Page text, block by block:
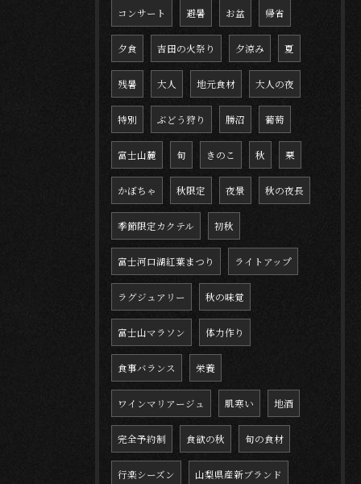
コンサート 避暑 お盆 帰省
夕食 吉田の火祭り 夕涼み 夏
残暑 大人 地元食材 大人の夜
特別 ぶどう狩り 勝沼 葡萄
富士山麓 旬 きのこ 秋 栗
かぼちゃ 秋限定 夜景 秋の夜長
季節限定カクテル 初秋
富士河口湖紅葉まつり ライトアップ
ラグジュアリー 秋の味覚
富士山マラソン 体力作り
食事バランス 栄養
ワインマリアージュ 肌寒い 地酒
完全予約制 食欲の秋 旬の食材
行楽シーズン 山梨県産新ブランド